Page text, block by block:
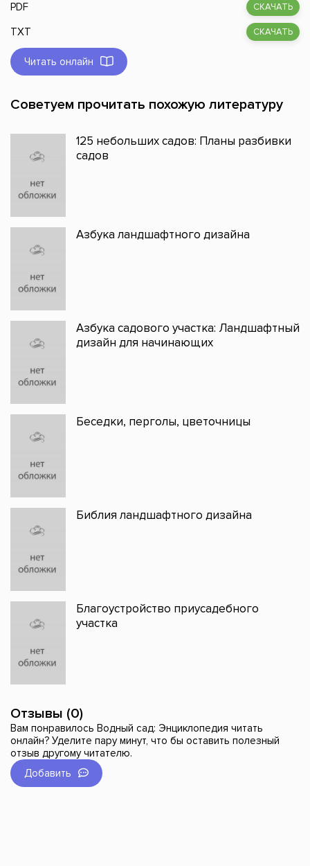
PDF СКАЧАТЬ
TXT СКАЧАТЬ
Читать онлайн
Советуем прочитать похожую литературу
125 небольших садов: Планы разбивки
садов
Азбука ландшафтного дизайна
Азбука садового участка: Ландшафтный
дизайн для начинающих
Беседки, перголы, цветочницы
Библия ландшафтного дизайна
Благоустройство приусадебного
участка
Отзывы (0)
Вам понравилось Водный сад: Энциклопедия читать
онлайн? Уделите пару минут, что бы оставить полезный
отзыв другому читателю.
Добавить